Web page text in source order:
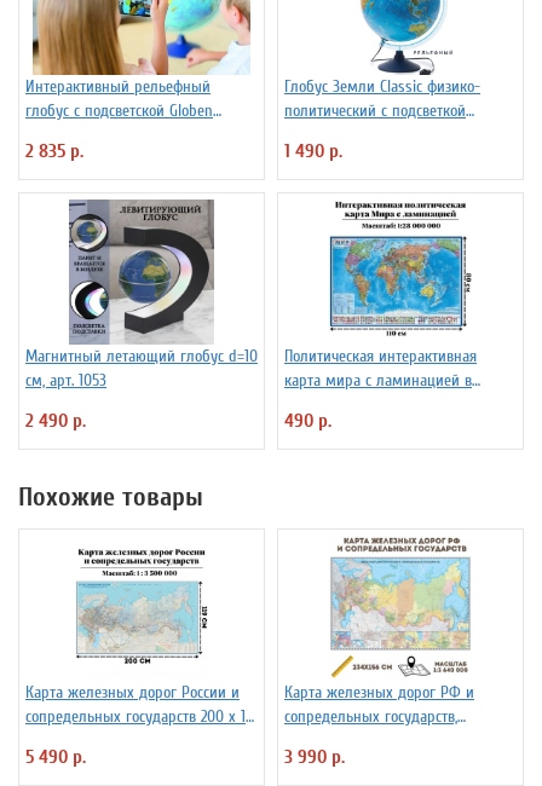
Интерактивный рельефный
глобус с подсветской Globen
2 835 р.
Глобус Земли Classic физико-
политический с подсветкой
1 490 р.
Магнитный летающий глобус d=10
см, арт. 1053
2 490 р.
Политическая интерактивная
карта мира с ламинацией в
490 р.
Похожие товары
Карта железных дорог России и
сопредельных государств 200 х 119
5 490 р.
Карта железных дорог РФ и
сопредельных государств,
3 990 р.